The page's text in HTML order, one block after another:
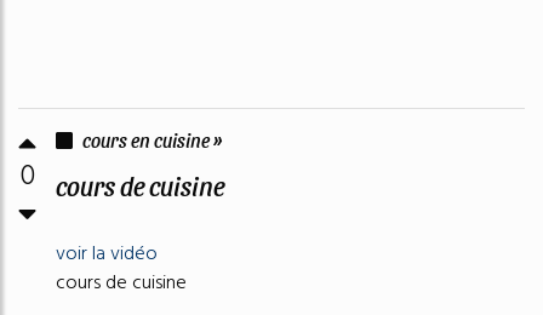
0
cours en cuisine »
cours de cuisine
voir la vidéo
cours de cuisine